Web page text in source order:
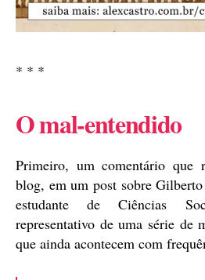
* * *
O mal-entendido
Primeiro, um comentário que
blog, em um post sobre
estudante de Ciências
representativo de uma série de
que ainda acontecem com